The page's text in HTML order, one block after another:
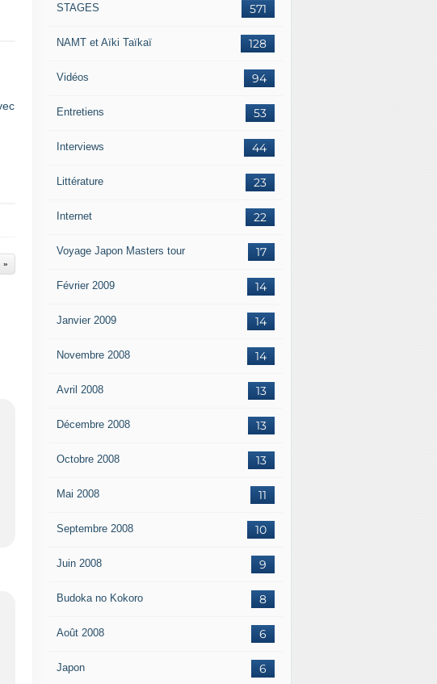
571
STAGES
128
NAMT et Aïki Taïkaï
94
Vidéos
53
Entretiens
44
Interviews
23
Littérature
22
Internet
17
Voyage Japon Masters tour
14
Février 2009
14
Janvier 2009
14
Novembre 2008
13
Avril 2008
13
Décembre 2008
13
Octobre 2008
11
Mai 2008
10
Septembre 2008
9
Juin 2008
8
Budoka no Kokoro
6
Août 2008
6
Japon